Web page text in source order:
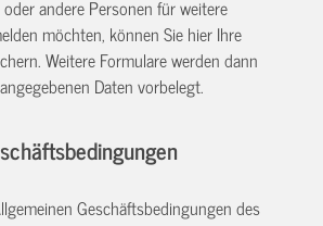
andere Personen für weitere
möchten, können Sie hier Ihre
Weitere Formulare werden dann
Daten vorbelegt.
Geschäftsbedingungen des